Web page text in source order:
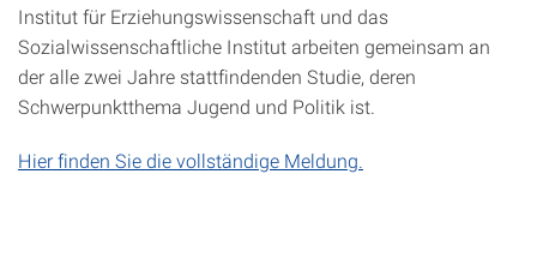
Institut für Erziehungswissenschaft und das
Sozialwissenschaftliche Institut arbeiten gemeinsam an
der alle zwei Jahre stattfindenden Studie, deren
Schwerpunktthema Jugend und Politik ist.
Hier finden Sie die vollständige Meldung.